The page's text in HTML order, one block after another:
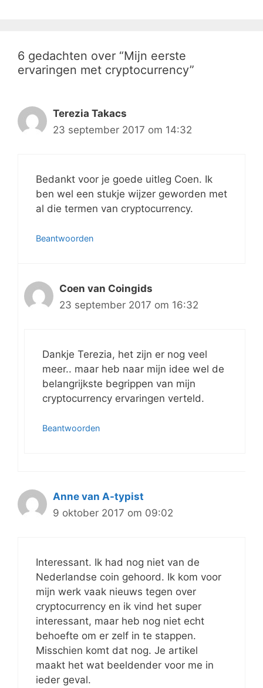
6 gedachten over “Mijn eerste
ervaringen met cryptocurrency”
Terezia Takacs
23 september 2017 om 14:32
Bedankt voor je goede uitleg Coen. Ik
ben wel een stukje wijzer geworden met
al die termen van cryptocurrency.
Beantwoorden
Coen van Coingids
23 september 2017 om 16:32
Dankje Terezia, het zijn er nog veel
meer.. maar heb naar mijn idee wel de
belangrijkste begrippen van mijn
cryptocurrency ervaringen verteld.
Beantwoorden
Anne van A-typist
9 oktober 2017 om 09:02
Interessant. Ik had nog niet van de
Nederlandse coin gehoord. Ik kom voor
mijn werk vaak nieuws tegen over
cryptocurrency en ik vind het super
interessant, maar heb nog niet echt
behoefte om er zelf in te stappen.
Misschien komt dat nog. Je artikel
maakt het wat beeldender voor me in
ieder geval.